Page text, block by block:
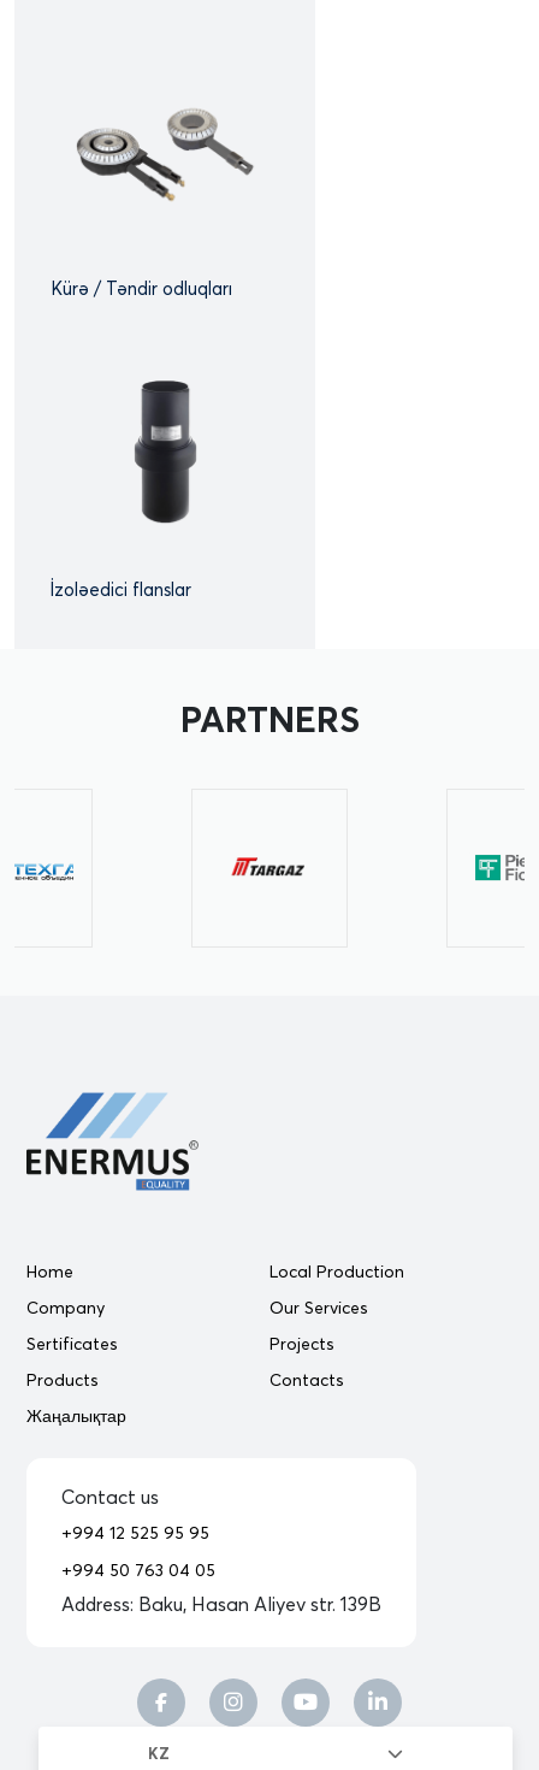
Kürə / Təndir odluqları
İzoləedici flanslar
PARTNERS
Home
Company
Sertificates
Products
Жаңалықтар
Local Production
Our Services
Projects
Contacts
Contact us
+994 12 525 95 95
+994 50 763 04 05
Address: Baku, Hasan Aliyev str. 139B
KZ